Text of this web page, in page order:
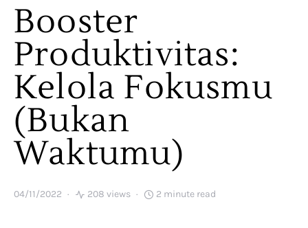
Booster
Produktivitas:
Kelola Fokusmu
(Bukan
Waktumu)
04/11/2022 208 views 2 minute read